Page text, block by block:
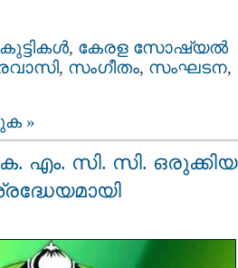
കുട്ടികള്‍, കേരള സോഷ്യല്‍
, സംഗീതം, സംഘടന,
»
എം. സി. സി. ഒരുക്കിയ